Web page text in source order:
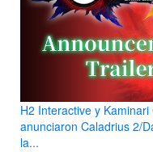
H2 Interactive y
anunciaron Caladrius 2/
la...